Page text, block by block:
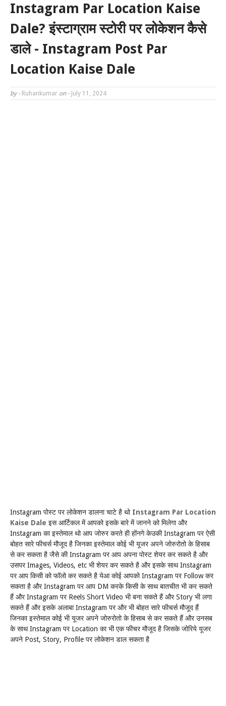
Instagram Par Location Kaise
Dale? इंस्टाग्राम स्टोरी पर लोकेशन कैसे
डाले - Instagram Post Par
Location Kaise Dale
by - Ruhankumar on - July 11, 2024
Instagram पोस्ट पर लोकेशन डालना चाटे है थो Instagram Par Location
Kaise Dale इस आर्टिकल में आपको इसके बारे में जानने को मिलेगा और
Instagram का इस्तेमाल थो आप जोरुर करते ही होंनगे केउकी Instagram पर ऐसी
बोहत सारे फीचर्स मौजूद है जिनका इस्तेमाल कोई भी यूजर अपने जोरुरोतो के हिसाब
से कर सकता है जैसे की Instagram पर आप अपना पोस्ट शेयर कर सकते है और
उसपर Images, Videos, etc भी शेयर कर सकते है और इसके साथ Instagram
पर आप किसी को फॉलो कर सकते है येआ कोई आपको Instagram पर Follow कर
सकता है और Instagram पर आप DM करके किसी के साथ बातचीत भी कर सकते
हैं और Instagram पर Reels Short Video भी बना सकते हैं और Story भी लगा
सकते हैं और इसके अलाबा Instagram पर और भी बोहत सारे फीचर्स मौजूद हैं
जिनका इस्तेमाल कोई भी यूजर अपने जोरुरोतो के हिसाब से कर सकते हैं और उनसब
के साथ Instagram पर Location का भी एक फीचर मौजूद है जिसके जोरिये यूजर
अपने Post, Story, Profile पर लोकेशन डाल सकता है